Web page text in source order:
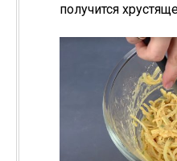
получится